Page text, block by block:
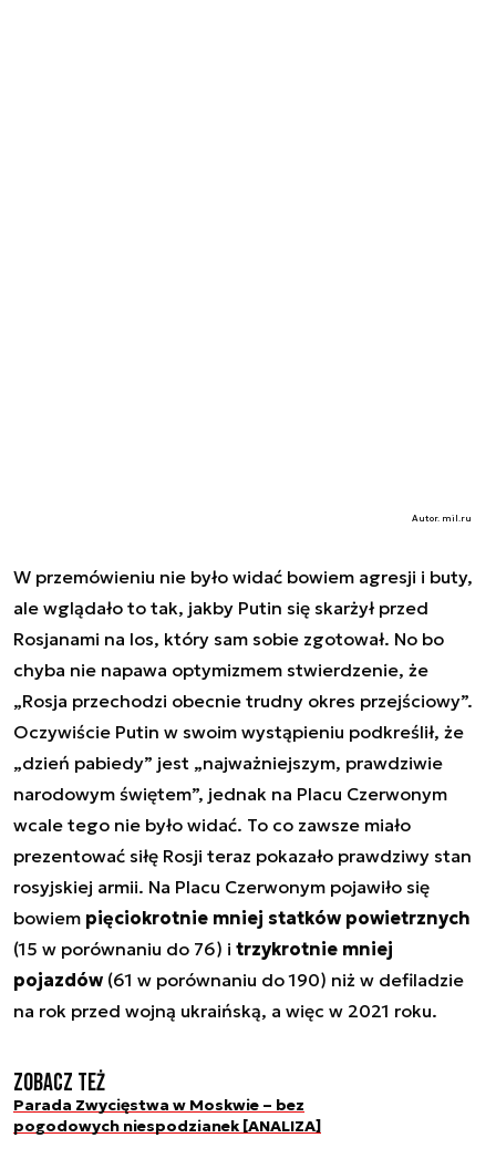
Autor. mil.ru
W przemówieniu nie było widać bowiem agresji i buty,
ale wglądało to tak, jakby Putin się skarżył przed
Rosjanami na los, który sam sobie zgotował. No bo
chyba nie napawa optymizmem stwierdzenie, że
„Rosja przechodzi obecnie trudny okres przejściowy”.
Oczywiście Putin w swoim wystąpieniu podkreślił, że
„dzień pabiedy” jest „najważniejszym, prawdziwie
narodowym świętem”, jednak na Placu Czerwonym
wcale tego nie było widać. To co zawsze miało
prezentować siłę Rosji teraz pokazało prawdziwy stan
rosyjskiej armii. Na Placu Czerwonym pojawiło się
bowiem pięciokrotnie mniej statków powietrznych
(15 w porównaniu do 76) i trzykrotnie mniej
pojazdów (61 w porównaniu do 190) niż w defiladzie
na rok przed wojną ukraińską, a więc w 2021 roku.
Zobacz też
Parada Zwycięstwa w Moskwie – bez
pogodowych niespodzianek [ANALIZA]